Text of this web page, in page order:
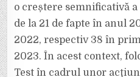
o creștere semnificativă
de la 21 de fapte în anul
2022, respectiv 38 în
2023. În acest context,
Test în cadrul unor